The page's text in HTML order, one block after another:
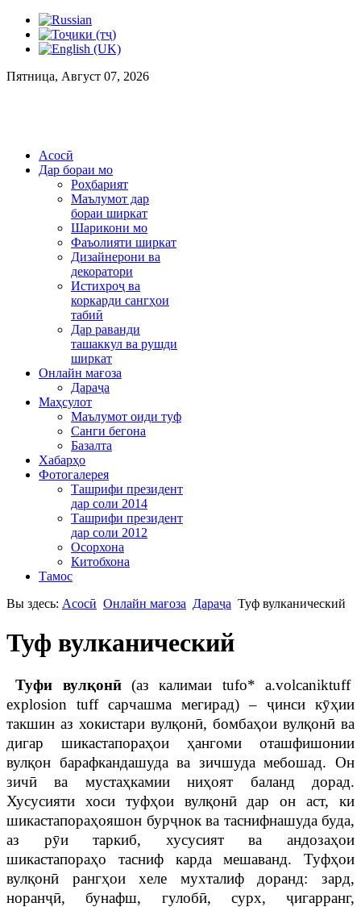
Пятница, Август 07, 2026
Асосӣ
Дар бораи мо
Роҳбарият
Маълумот дар
бораи ширкат
Шарикони мо
Фаъолияти ширкат
Дизайнерони ва
декоратори
Истихроҷ ва
коркарди сангҳои
табиӣ
Дар раванди
ташаккул ва рушди
ширкат
Онлайн мағоза
Дараҷа
Маҳсулот
Маълумот оиди туф
Санги бегона
Базалта
Хабарҳо
Фотогалерея
Ташрифи президент
дар соли 2014
Ташрифи президент
дар соли 2012
Осорхона
Китобхона
Тамос
Вы здесь: Асосӣ Онлайн мағоза Дараҷа Туф вулканический
Туф вулканический
Туфи вулқонӣ(аз калимаи tufo* a.volcaniktuff
explosion tuff сарчашма мегирад) – ҷинси кӯҳии
такшин аз хокистари вулқонӣ, бомбаҳои вулқонӣ ва
дигар шикастапораҳои ҳангоми оташфишонии
вулқон барафкандашуда ва зичшуда мебошад. Он
зичӣ ва мустаҳкамии ниҳоят баланд дорад.
Хусусияти хоси туфҳои вулқонӣ дар он аст, ки
шикастапораҳояшон бурҷнок ва таснифнашуда буда,
аз рӯи таркиб, хусусият ва андозаҳои
шикастапораҳо тасниф карда мешаванд. Туфҳои
вулқонӣ рангҳои хеле мухталиф доранд: зард,
норанҷӣ, бунафш, гулобӣ, сурх, ҷигарранг,